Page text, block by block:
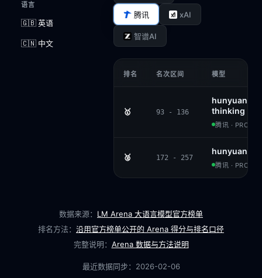
语言
🇬🇧 英语
🇨🇳 中文
腾讯 xAI
智谱AI
排名 名次区间 模型
🥇 93 - 136
hunyuan-
thinking
腾讯 ·
🥈 172 - 257
hunyuan-
腾讯 ·
数据来源： LM Arena 大语言模型官方榜单
排名方法： 沿用官方榜单公开的 Arena 得分与排名口径
完整说明： Arena 数据与方法说明
最近数据同步： 2026-02-06